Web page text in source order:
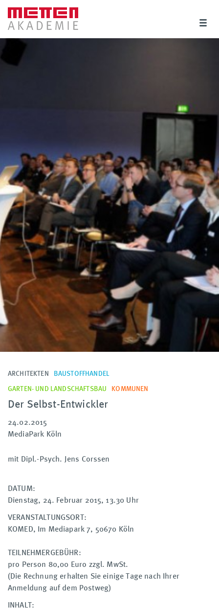
ARCHITEKTEN
BAUSTOFFHANDEL
GARTEN- UND LANDSCHAFTSBAU
KOMMUNEN
Der Selbst-Entwickler
24.02.2015
MediaPark Köln
mit Dipl.-Psych. Jens Corssen
DATUM:
Dienstag, 24. Februar 2015, 13.30 Uhr
VERANSTALTUNGSORT:
KOMED, Im Mediapark 7, 50670 Köln
TEILNEHMERGEBÜHR:
pro Person 80,00 Euro zzgl. MwSt.
(Die Rechnung erhalten Sie einige Tage nach Ihrer
Anmeldung auf dem Postweg)
INHALT: